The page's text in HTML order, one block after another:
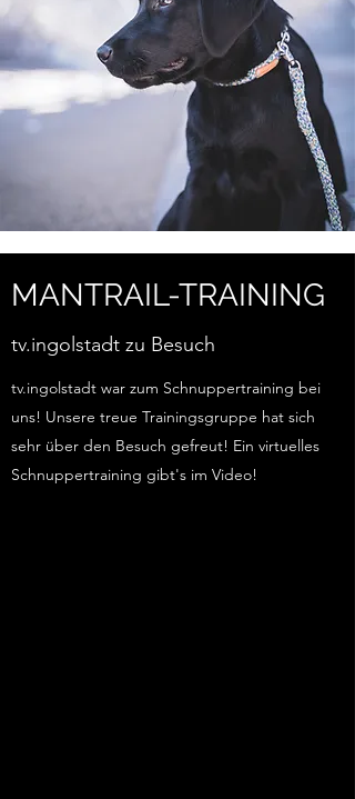
MANTRAIL-TRAINING
tv.ingolstadt zu Besuch
tv.ingolstadt war zum Schnuppertraining bei
uns! Unsere treue Trainingsgruppe hat sich
sehr über den Besuch gefreut! Ein virtuelles
Schnuppertraining gibt's im Video!